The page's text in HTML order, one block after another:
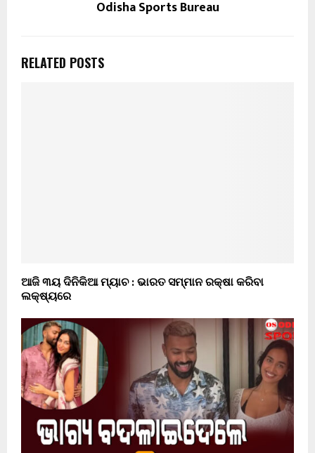
Odisha Sports Bureau
RELATED POSTS
ଆଜି ୩ୟ ଦିନିକିଆ ମ୍ୟାଚ : ଭାରତ ସମ୍ମାନ ରକ୍ଷା କରିବା
ଲକ୍ଷ୍ୟରେ